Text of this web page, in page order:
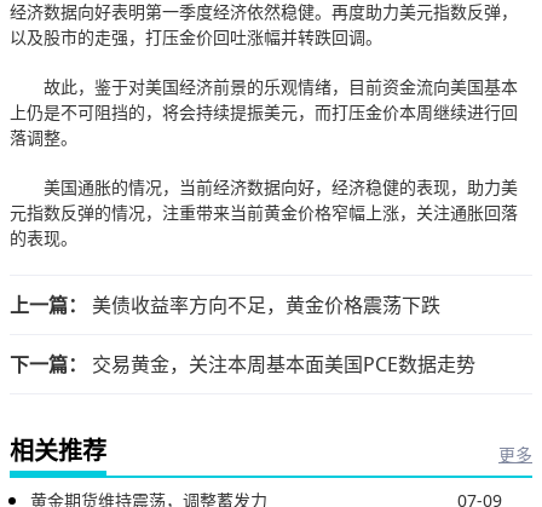
经济数据向好表明第一季度经济依然稳健。再度助力美元指数反弹，
以及股市的走强，打压金价回吐涨幅并转跌回调。
故此，鉴于对美国经济前景的乐观情绪，目前资金流向美国基本
上仍是不可阻挡的，将会持续提振美元，而打压金价本周继续进行回
落调整。
美国通胀的情况，当前经济数据向好，经济稳健的表现，助力美
元指数反弹的情况，注重带来当前黄金价格窄幅上涨，关注通胀回落
的表现。
上一篇： 美债收益率方向不足，黄金价格震荡下跌
下一篇： 交易黄金，关注本周基本面美国PCE数据走势
相关推荐
更多
黄金期货维持震荡，调整蓄发力
07-09